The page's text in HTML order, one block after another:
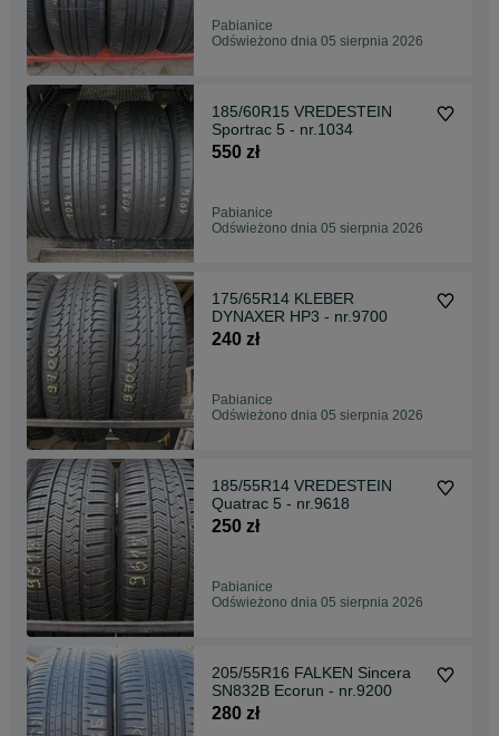
Pabianice
Odświeżono dnia 05 sierpnia 2026
185/60R15 VREDESTEIN
Sportrac 5 - nr.1034
550 zł
Pabianice
Odświeżono dnia 05 sierpnia 2026
175/65R14 KLEBER
DYNAXER HP3 - nr.9700
240 zł
Pabianice
Odświeżono dnia 05 sierpnia 2026
185/55R14 VREDESTEIN
Quatrac 5 - nr.9618
250 zł
Pabianice
Odświeżono dnia 05 sierpnia 2026
205/55R16 FALKEN Sincera
SN832B Ecorun - nr.9200
280 zł